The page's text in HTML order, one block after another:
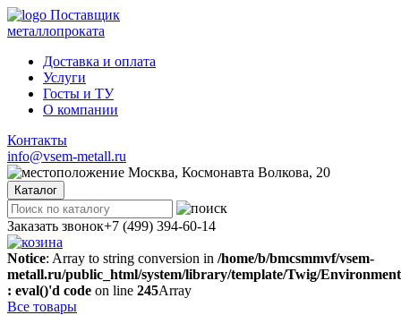
Поставщик
металлопроката
Доставка и оплата
Услуги
Госты и ТУ
О компании
Контакты
info@vsem-metall.ru
Москва, Космонавта Волкова, 20
Каталог
Заказать звонок+7 (499) 394-60-14
Notice: Array to string conversion in /home/b/bmcsmmvf/vsem-
metall.ru/public_html/system/library/template/Twig/
: eval()'d code on line 245Array
Все товары